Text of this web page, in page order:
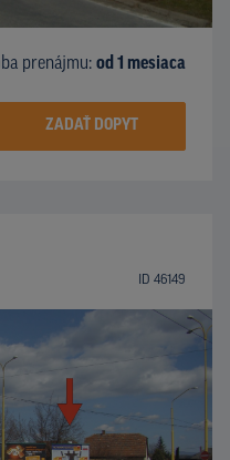
prenájmu: od 1 mesiaca
ZADAŤ DOPYT
ID 46149